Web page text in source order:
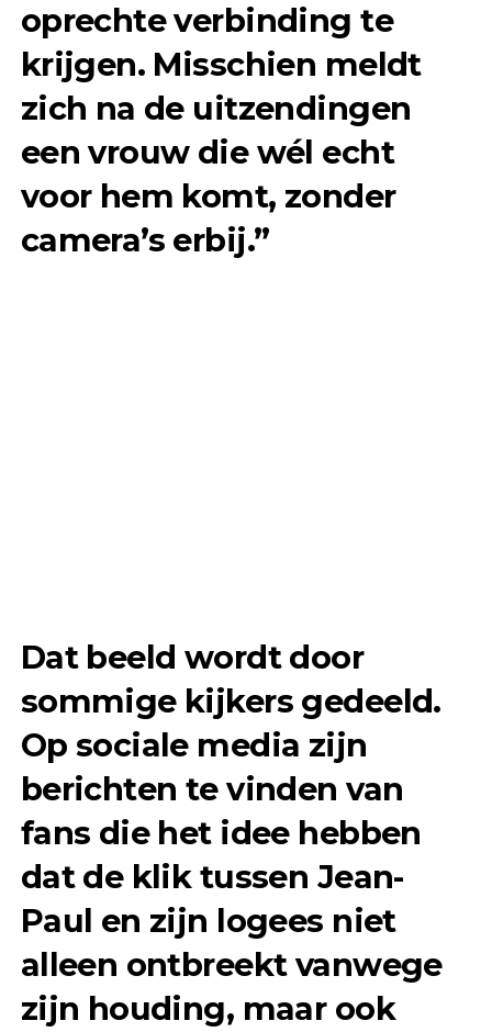
oprechte verbinding te
krijgen. Misschien meldt
zich na de uitzendingen
een vrouw die wél echt
voor hem komt, zonder
camera’s erbij.”
Dat beeld wordt door
sommige kijkers gedeeld.
Op sociale media zijn
berichten te vinden van
fans die het idee hebben
dat de klik tussen Jean-
Paul en zijn logees niet
alleen ontbreekt vanwege
zijn houding, maar ook